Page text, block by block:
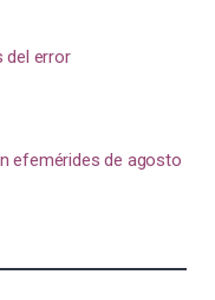
del error
efemérides de agosto